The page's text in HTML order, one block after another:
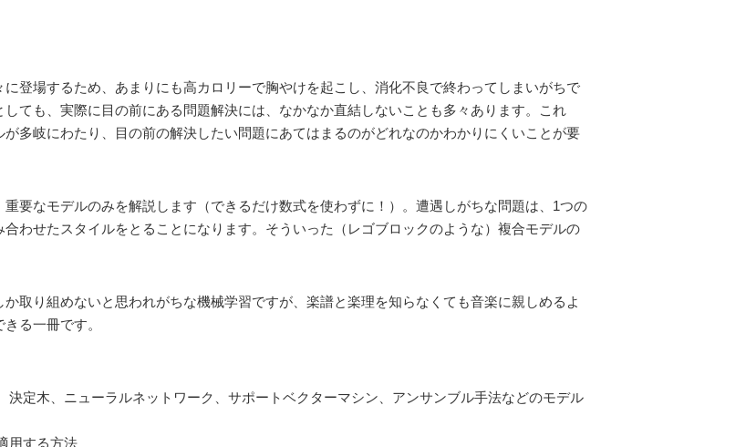
登場するため、あまりにも高カロリーで胸やけを起こし、消化不良で終わってしまいがちで
ても、実際に目の前にある問題解決には、なかなか直結しないことも多々あります。これ
多岐にわたり、目の前の解決したい問題にあてはまるのがどれなのかわかりにくいことが要
要なモデルのみを解説します（できるだけ数式を使わずに！）。遭遇しがちな問題は、1つの
わせたスタイルをとることになります。そういった（レゴブロックのような）複合モデルの
取り組めないと思われがちな機械学習ですが、楽譜と楽理を知らなくても音楽に親しめるよ
る一冊です。
決定木、ニューラルネットワーク、サポートベクターマシン、アンサンブル手法などのモデル
用する方法